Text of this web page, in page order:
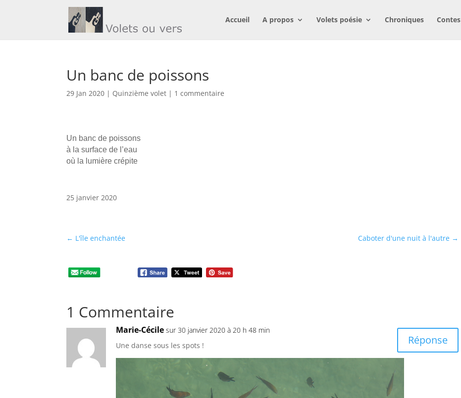
Accueil A propos Volets poésie Chroniques Contes
Un banc de poissons
29 Jan 2020 | Quinzième volet | 1 commentaire
Un banc de poissons
à la surface de l’eau
où la lumière crépite
25 janvier 2020
← L'île enchantée Caboter d'une nuit à l'autre →
1 Commentaire
Marie-Cécile sur 30 janvier 2020 à 20 h 48 min
Une danse sous les spots !
Réponse